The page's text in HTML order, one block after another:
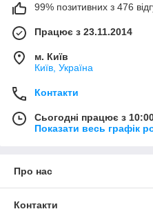
99% позитивних з 476
Працює з 23.11.2014
м. Київ
Київ, Україна
Контакти
Сьогодні працює з
Показати весь графік
Про нас
Контакти